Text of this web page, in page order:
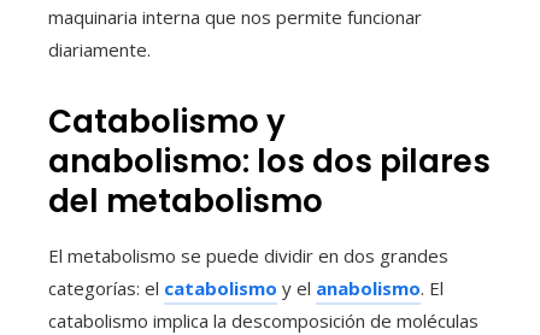
maquinaria interna que nos permite funcionar
diariamente.
Catabolismo y
anabolismo: los dos pilares
del metabolismo
El metabolismo se puede dividir en dos grandes
categorías: el catabolismo y el anabolismo. El
catabolismo implica la descomposición de moléculas